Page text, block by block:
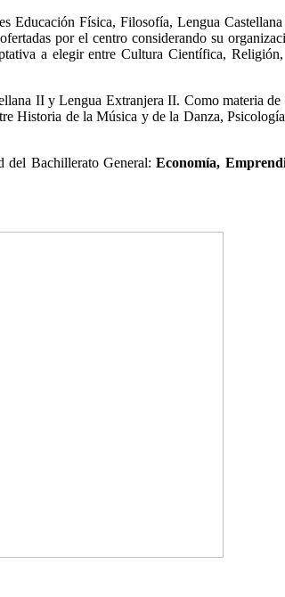
Educación Física, Filosofía, Lengua
por el centro considerando su
a elegir entre Cultura Científica,
II y Lengua Extranjera II. Como materia
Historia de la Música y de la Danza,
del Bachillerato General:Economía,